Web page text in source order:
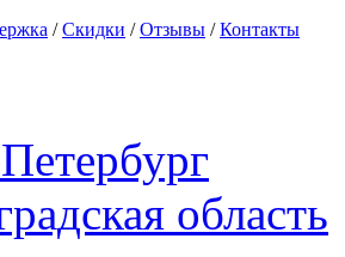
/Скидки /Отзывы /Контакты
область